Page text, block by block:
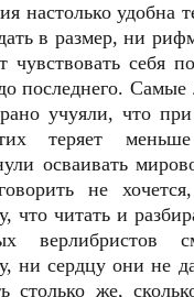
настолько удобна
в размер, ни
чувствовать себя
последнего. Самые
учуяли, что
теряет меньше
осваивать
не
что читать и
верлибристов
ни сердцу они не
столько же,